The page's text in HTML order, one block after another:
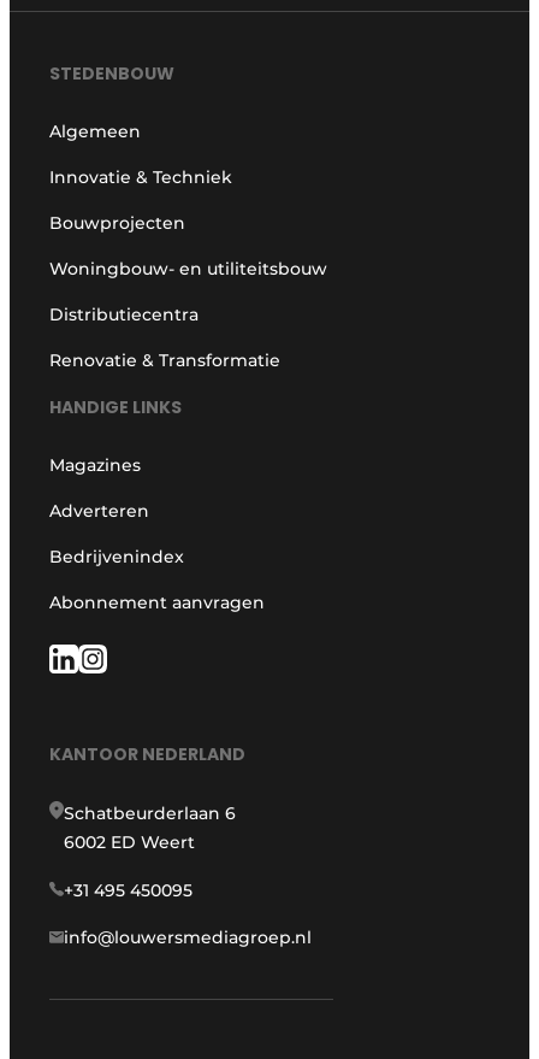
STEDENBOUW
Algemeen
Innovatie & Techniek
Bouwprojecten
Woningbouw- en utiliteitsbouw
Distributiecentra
Renovatie & Transformatie
HANDIGE LINKS
Magazines
Adverteren
Bedrijvenindex
Abonnement aanvragen
KANTOOR NEDERLAND
Schatbeurderlaan 6
6002 ED Weert
+31 495 450095
info@louwersmediagroep.nl